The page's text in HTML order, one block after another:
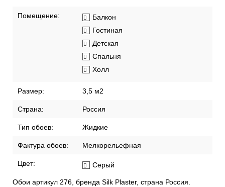
Помещение:
Балкон
Гостиная
Детская
Спальня
Холл
Размер: 3,5 м2
Страна: Россия
Тип обоев: Жидкие
Фактура обоев: Мелкорельефная
Цвет: Серый
Обои артикул 276, бренда Silk Plaster, страна Россия.